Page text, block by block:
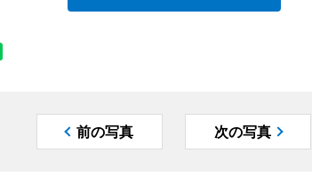
前の写真 次の写真